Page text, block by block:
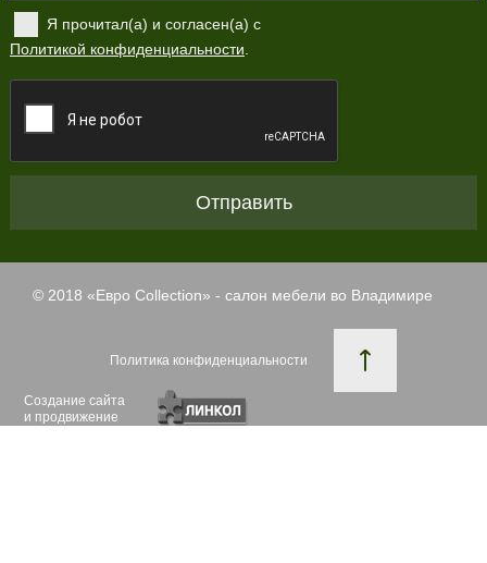
Я прочитал(а) и согласен(а) с
Политикой конфиденциальности.
Отправить
© 2018 «Евро Collection» - салон мебели во Владимире
Политика конфиденциальности
Создание сайта
и продвижение